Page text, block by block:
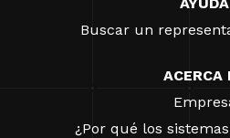
Buscar un
ACERCA
¿Por qué los